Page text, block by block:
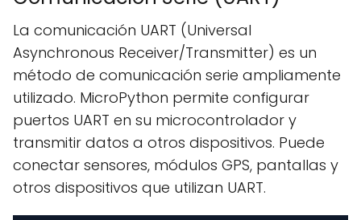
La comunicación UART (Universal
Asynchronous Receiver/Transmitter) es un
método de comunicación serie ampliamente
utilizado. MicroPython permite configurar
puertos UART en su microcontrolador y
transmitir datos a otros dispositivos. Puede
conectar sensores, módulos GPS, pantallas y
otros dispositivos que utilizan UART.